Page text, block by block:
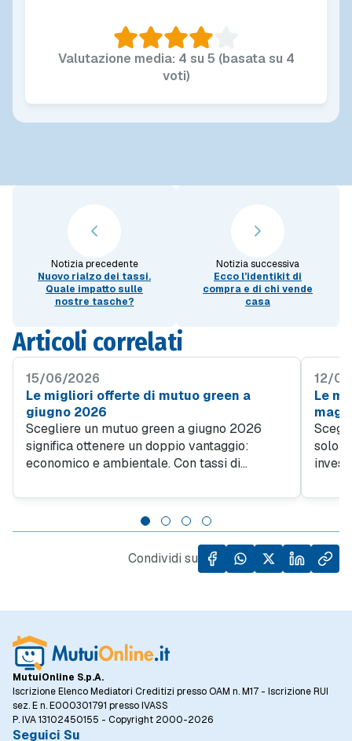
Valutazione media: 4 su 5 (basata su 4
voti)
Notizia precedente
Nuovo rialzo dei tassi.
Quale impatto sulle
nostre tasche?
Notizia successiva
Ecco l’identikit di
compra e di chi vende
casa
Articoli correlati
15/06/2026
Le migliori offerte di mutuo green a
giugno 2026
Scegliere un mutuo green a giugno 2026
significa ottenere un doppio vantaggio:
economico e ambientale. Con tassi di
soluzioni tradizionali, finanziare un immobile
ad alta efficienza energetica diventa
un'opportunità di risparmio per le famiglie.
12/
Le
solo
avere
40-50
Condividi su
MutuiOnline S.p.A.
Iscrizione Elenco Mediatori Creditizi presso OAM n. M17 - Iscrizione RUI
sez. E n. E000301791 presso IVASS
P. IVA 13102450155 - Copyright 2000-2026
Seguici Su